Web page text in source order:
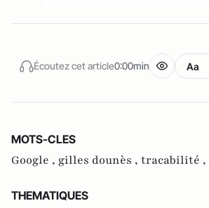
Écoutez cet article0:00min Aa
MOTS-CLES
Google , gilles dounès , tracabilité ,
THEMATIQUES